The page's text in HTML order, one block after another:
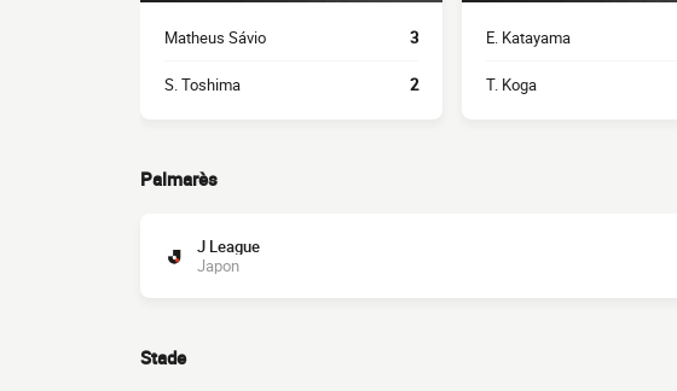
Matheus Sávio 3
S. Toshima 2
E. Katayama
T. Koga
Palmarès
J League
Japon
Stade